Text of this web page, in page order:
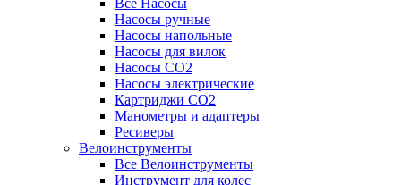
Все Насосы
Насосы ручные
Насосы напольные
Насосы для вилок
Насосы CO2
Насосы электрические
Картриджи CO2
Манометры и адаптеры
Ресиверы
Велоинструменты
Все Велоинструменты
Инструмент для колес